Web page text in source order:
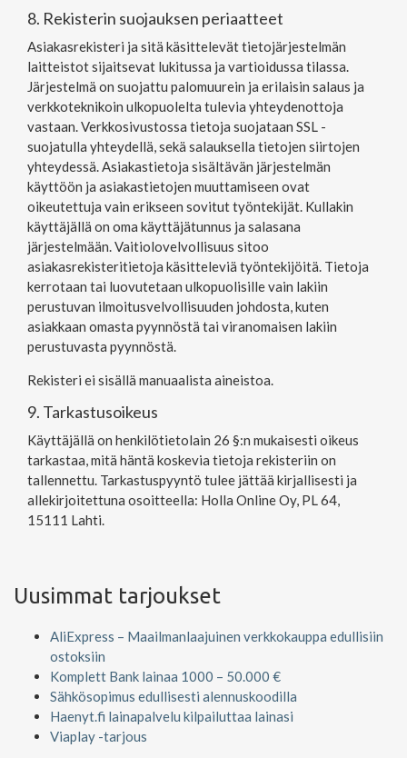
8. Rekisterin suojauksen periaatteet
Asiakasrekisteri ja sitä käsittelevät tietojärjestelmän
laitteistot sijaitsevat lukitussa ja vartioidussa tilassa.
Järjestelmä on suojattu palomuurein ja erilaisin salaus ja
verkkoteknikoin ulkopuolelta tulevia yhteydenottoja
vastaan. Verkkosivustossa tietoja suojataan SSL -
suojatulla yhteydellä, sekä salauksella tietojen siirtojen
yhteydessä. Asiakastietoja sisältävän järjestelmän
käyttöön ja asiakastietojen muuttamiseen ovat
oikeutettuja vain erikseen sovitut työntekijät. Kullakin
käyttäjällä on oma käyttäjätunnus ja salasana
järjestelmään. Vaitiolovelvollisuus sitoo
asiakasrekisteritietoja käsitteleviä työntekijöitä. Tietoja
kerrotaan tai luovutetaan ulkopuolisille vain lakiin
perustuvan ilmoitusvelvollisuuden johdosta, kuten
asiakkaan omasta pyynnöstä tai viranomaisen lakiin
perustuvasta pyynnöstä.
Rekisteri ei sisällä manuaalista aineistoa.
9. Tarkastusoikeus
Käyttäjällä on henkilötietolain 26 §:n mukaisesti oikeus
tarkastaa, mitä häntä koskevia tietoja rekisteriin on
tallennettu. Tarkastuspyyntö tulee jättää kirjallisesti ja
allekirjoitettuna osoitteella: Holla Online Oy, PL 64,
15111 Lahti.
Uusimmat tarjoukset
AliExpress – Maailmanlaajuinen verkkokauppa edullisiin
ostoksiin
Komplett Bank lainaa 1000 – 50.000 €
Sähkösopimus edullisesti alennuskoodilla
Haenyt.fi lainapalvelu kilpailuttaa lainasi
Viaplay -tarjous